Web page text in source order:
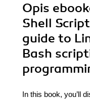
Opis
Shell
guide to
Bash
In this book, you’ll